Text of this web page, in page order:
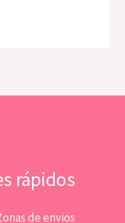
rápidos
de envios